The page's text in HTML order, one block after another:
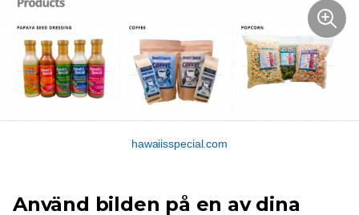
hawaiisspecial.com
Använd bilden på en av dina